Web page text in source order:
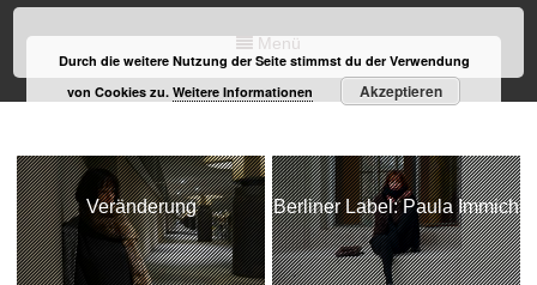
Menü
Veränderung Berliner Label: Paula Immich
Durch die weitere Nutzung der Seite stimmst du der Verwendung
von Cookies zu.Weitere Informationen Akzeptieren